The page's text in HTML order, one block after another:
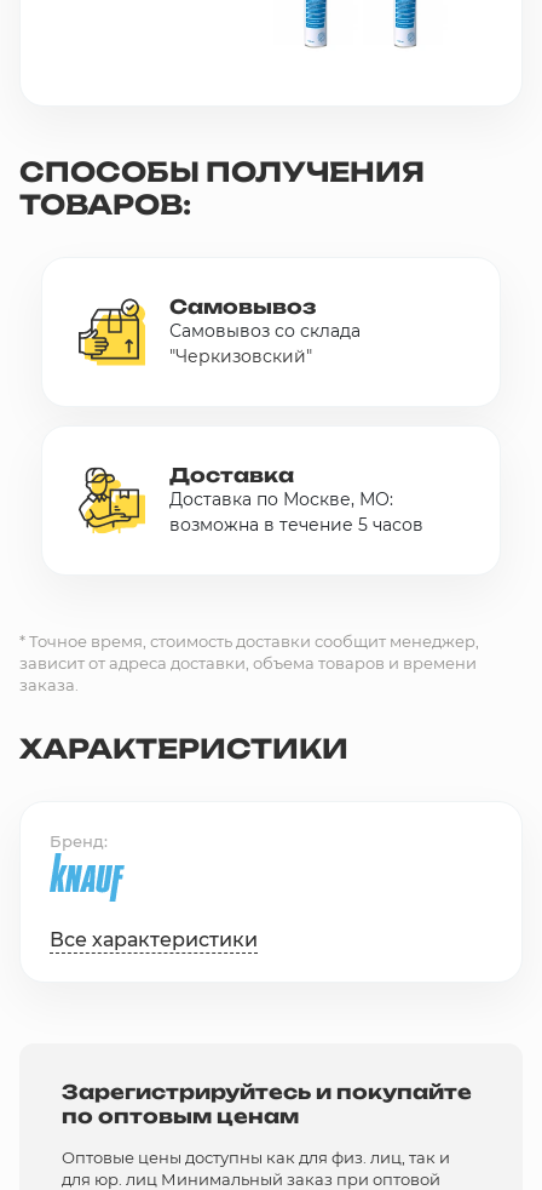
СПОСОБЫ ПОЛУЧЕНИЯ
ТОВАРОВ:
Самовывоз
Самовывоз со склада
"Черкизовский"
Доставка
Доставка по Москве, МО:
возможна в течение 5 часов
* Точное время, стоимость доставки сообщит менеджер,
зависит от адреса доставки, объема товаров и времени
заказа.
ХАРАКТЕРИСТИКИ
Бренд
Все характеристики
Зарегистрируйтесь и покупайте
по оптовым ценам
Оптовые цены доступны как для физ. лиц, так и
для юр. лиц Минимальный заказ при оптовой